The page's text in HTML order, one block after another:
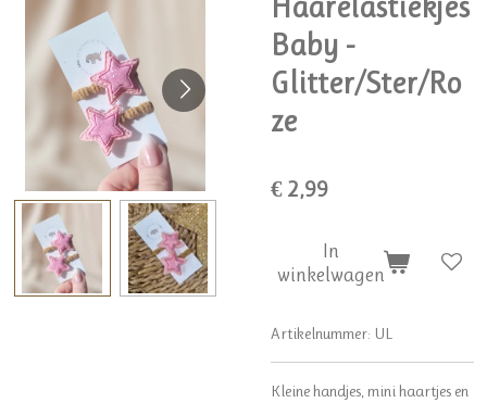
Baby -
Glitter/Ster/Ro
ze
€ 2,99
In
winkelwagen
Artikelnummer: UL
Kleine handjes, mini haartjes en